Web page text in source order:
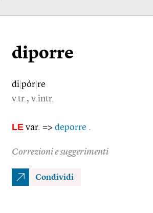
diporre
di pór re
v.tr., v.intr.
LE var. => deporre .
Correzioni e suggerimenti
Condividi